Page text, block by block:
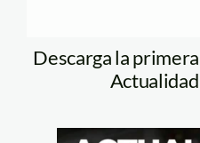
Descarga la